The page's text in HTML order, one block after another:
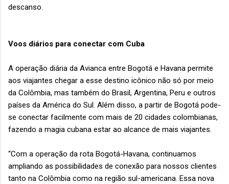
descanso.
Voos diários para conectar com Cuba
A operação diária da Avianca entre Bogotá e Havana permite
aos viajantes chegar a esse destino icônico não só por meio
da Colômbia, mas também do Brasil, Argentina, Peru e outros
países da América do Sul. Além disso, a partir de Bogotá pode-
se conectar facilmente com mais de 20 cidades colombianas,
fazendo a magia cubana estar ao alcance de mais viajantes.
“Com a operação da rota Bogotá-Havana, continuamos
ampliando as possibilidades de conexão para nossos clientes
tanto na Colômbia como na região sul-americana. Essa nova